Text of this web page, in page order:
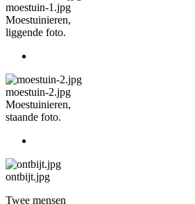
moestuin-1.jpg
Moestuinieren,
liggende foto.
moestuin-2.jpg
Moestuinieren,
staande foto.
ontbijt.jpg
Twee mensen